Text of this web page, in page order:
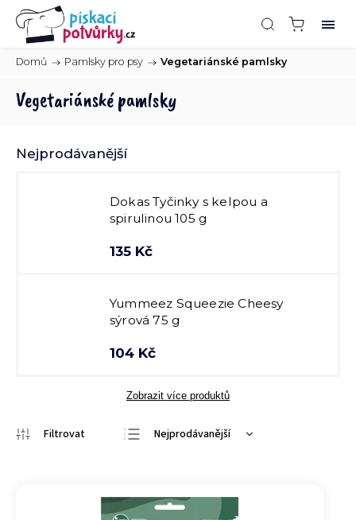
Domů / Pamlsky pro psy / Vegetariánské pamlsky
Vegetariánské pamlsky
Nejprodávanější
Dokas Tyčinky s kelpou a
spirulinou 105 g
135 Kč
Yummeez Squeezie Cheesy
sýrová 75 g
104 Kč
Zobrazit více produktů
Nejprodávanější
Abecedně